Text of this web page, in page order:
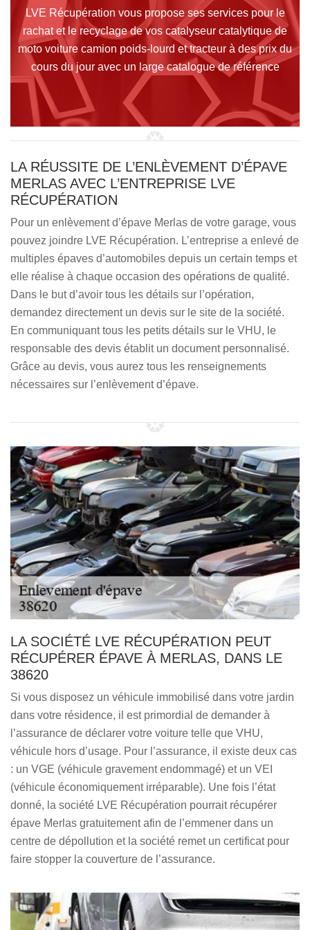
LVE Récupération vous propose ses services pour le
rachat et le recyclage de vos catalyseur catalytique de
moto voiture camion poids-lourd et tracteur à des prix du
cours du jour avec un large catalogue de référence
LA RÉUSSITE DE L’ENLÈVEMENT D’ÉPAVE
MERLAS AVEC L’ENTREPRISE LVE
RÉCUPÉRATION
Pour un enlèvement d’épave Merlas de votre garage, vous
pouvez joindre LVE Récupération. L’entreprise a enlevé de
multiples épaves d’automobiles depuis un certain temps et
elle réalise à chaque occasion des opérations de qualité.
Dans le but d’avoir tous les détails sur l’opération,
demandez directement un devis sur le site de la société.
En communiquant tous les petits détails sur le VHU, le
responsable des devis établit un document personnalisé.
Grâce au devis, vous aurez tous les renseignements
nécessaires sur l’enlèvement d’épave.
LA SOCIÉTÉ LVE RÉCUPÉRATION PEUT
RÉCUPÉRER ÉPAVE À MERLAS, DANS LE
38620
Si vous disposez un véhicule immobilisé dans votre jardin
dans votre résidence, il est primordial de demander à
l’assurance de déclarer votre voiture telle que VHU,
véhicule hors d’usage. Pour l’assurance, il existe deux cas
: un VGE (véhicule gravement endommagé) et un VEI
(véhicule économiquement irréparable). Une fois l’état
donné, la société LVE Récupération pourrait récupérer
épave Merlas gratuitement afin de l’emmener dans un
centre de dépollution et la société remet un certificat pour
faire stopper la couverture de l’assurance.